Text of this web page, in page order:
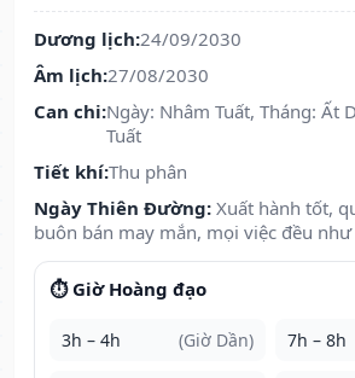
Dương lịch:24/09/2030
Âm lịch:27/08/2030
Can chi:Ngày: Nhâm Tuất, Tháng: Ất
Tuất
Tiết khí:Thu phân
Ngày Thiên Đường: Xuất hành tốt,
buôn bán may mắn, mọi việc đều
⏱️ Giờ Hoàng đạo
3h – 4h (Giờ Dần) 7h – 8h